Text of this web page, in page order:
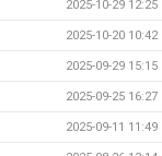
2025-10-29 12:25
2025-10-20 10:42
2025-09-29 15:15
2025-09-25 16:27
2025-09-11 11:49